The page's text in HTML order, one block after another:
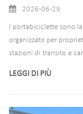
2026-06-29
I portabiciclette sono
organizzato per
stazioni di transito e
reputazione del
LEGGI DI PIÙ